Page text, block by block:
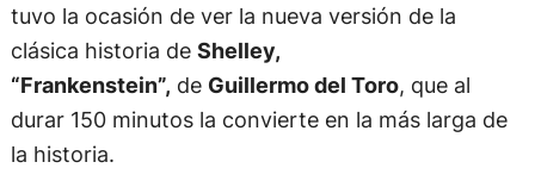
tuvo la ocasión de ver la nueva versión de la
clásica historia de Shelley,
“Frankenstein”, de Guillermo del Toro, que al
durar 150 minutos la convierte en la más larga de
la historia.